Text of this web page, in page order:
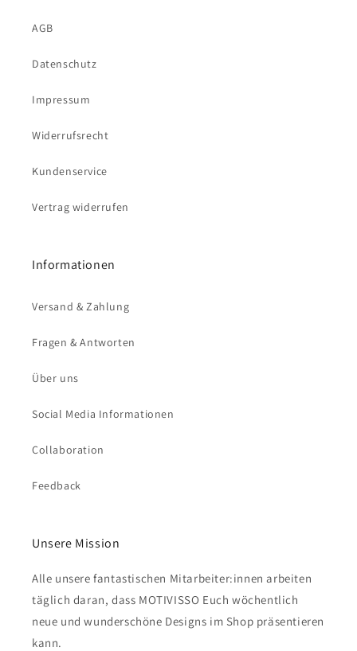
AGB
Datenschutz
Impressum
Widerrufsrecht
Kundenservice
Vertrag widerrufen
Informationen
Versand & Zahlung
Fragen & Antworten
Über uns
Social Media Informationen
Collaboration
Feedback
Unsere Mission
Alle unsere fantastischen Mitarbeiter:innen arbeiten
täglich daran, dass MOTIVISSO Euch wöchentlich
neue und wunderschöne Designs im Shop präsentieren
kann.